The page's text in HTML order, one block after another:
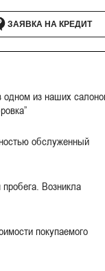
ЗАЯВКА НА КРЕДИТ
одном из наших
обслуженный
Возникла
покупаемого